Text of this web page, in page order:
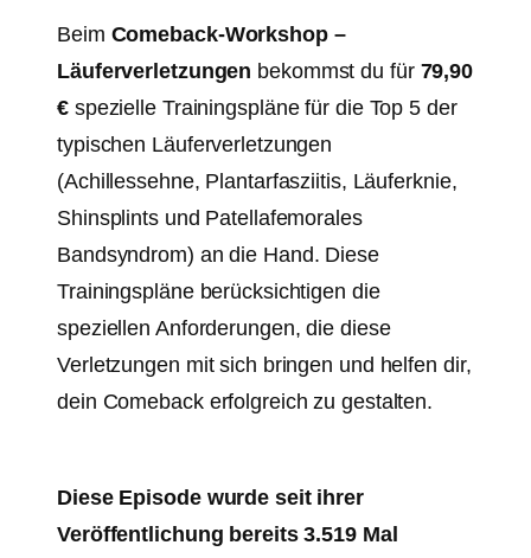
Beim Comeback-Workshop –
Läuferverletzungen bekommst du für 79,90
€spezielle Trainingspläne für die Top 5 der
typischen Läuferverletzungen
(Achillessehne, Plantarfasziitis, Läuferknie,
Shinsplints und Patellafemorales
Bandsyndrom) an die Hand. Diese
Trainingspläne berücksichtigen die
speziellen Anforderungen, die diese
Verletzungen mit sich bringen und helfen dir,
dein Comeback erfolgreich zu gestalten.
Diese Episode wurde seit ihrer
Veröffentlichung bereits 3.519 Mal